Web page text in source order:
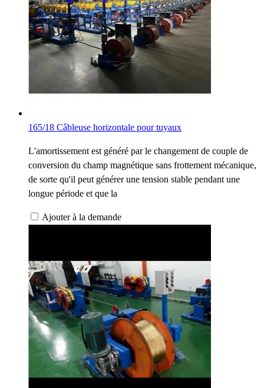
165/18 Câbleuse horizontale pour tuyaux
L'amortissement est généré par le changement de couple de
conversion du champ magnétique sans frottement mécanique,
de sorte qu'il peut générer une tension stable pendant une
longue période et que la
Ajouter à la demande